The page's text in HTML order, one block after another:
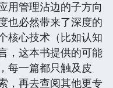
用管理沾边的子方向
也必然带来了深度的
核心技术（比如认知
，这本书提供的可能
每一篇都只触及皮
，再去查阅其他更专